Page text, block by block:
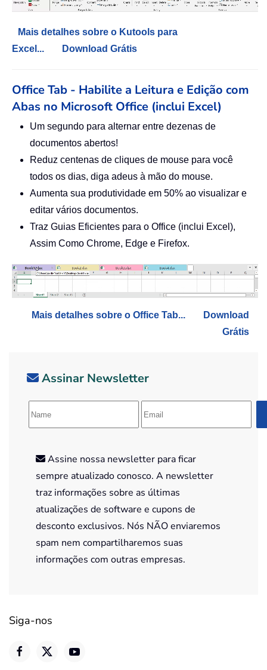
Mais detalhes sobre o Kutools para
Excel...
Download Grátis
Office Tab - Habilite a Leitura e Edição com
Abas no Microsoft Office (inclui Excel)
Um segundo para alternar entre dezenas de
documentos abertos!
Reduz centenas de cliques de mouse para você
todos os dias, diga adeus à mão do mouse.
Aumenta sua produtividade em 50% ao visualizar e
editar vários documentos.
Traz Guias Eficientes para o Office (inclui Excel),
Assim Como Chrome, Edge e Firefox.
Mais detalhes sobre o Office Tab...
Download
Grátis
Assinar Newsletter
Assine nossa newsletter para ficar
sempre atualizado conosco. A newsletter
traz informações sobre as últimas
atualizações de software e cupons de
desconto exclusivos. Nós NÃO enviaremos
spam nem compartilharemos suas
informações com outras empresas.
Siga-nos